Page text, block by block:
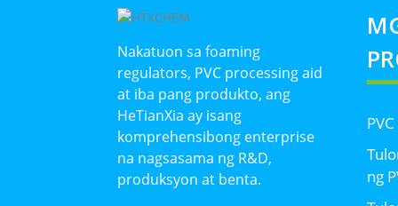
Nakatuon sa foaming
regulators, PVC processing aid
at iba pang produkto, ang
HeTianXia ay isang
komprehensibong enterprise
na nagsasama ng R&D,
produksyon at benta.
ng